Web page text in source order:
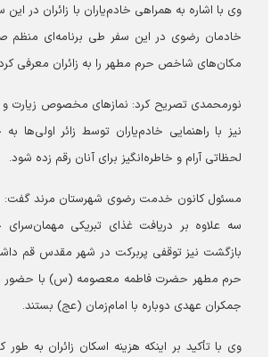
وی با اشاره به همراهی خادم‌یاران با زائران در این
خادمان رضوی در این سفر طی برنامه‌ای منظم
مکان‌های شاخص حرم مطهر را به زائران معرفی
نورمحمدی تصریح کرد: نماز‌های مخصوص زیارت و
نیز با راهنمایی خادم‌یاران توسط زائر اولی‌ها
لحظاتی آرام و خاطره‌انگیز برای آنان رقم زده شود.
مسئول کانون خدمت رضوی شهرستان مرند گفت:
سه علاوه بر دریافت غذای تبریکی
بازگشت نیز توقفی پربرکت در شهر مقدس قم
حرم مطهر حضرت فاطمه معصومه (س) با
جمکران عهدی دوباره با امام‌زمان (عج) بستند.
وی با تأکید بر اینکه هزینه اسکان زائران به